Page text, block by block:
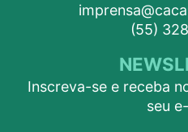
(55)
Inscreva-se e receba
seu